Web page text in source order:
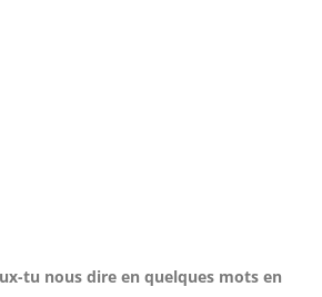
tu nous dire en quelques mots en